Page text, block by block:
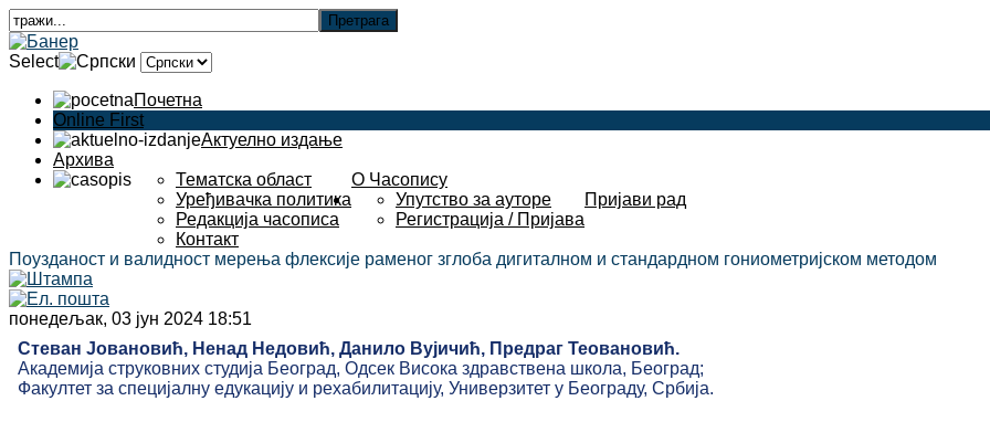
Select
Почетна
Online First
Актуелно издање
Архива
О Часопису
Тематска област
Уређивачка политика
Редакција часописа
Контакт
Пријави рад
Упутство за ауторе
Регистрација / Пријава
Поузданост и валидност мерења флексије раменог зглоба дигиталном и стандардном гониометријском методом
понедељак, 03 јун 2024 18:51
Стеван Јовановић, Ненад Недовић, Данило Вујичић, Предраг Теовановић.
Академија струковних студија Београд, Одсек Висока здравствена школа, Београд;
Факултет за специјалну едукацију и рехабилитацију, Универзитет у Београду, Србија.